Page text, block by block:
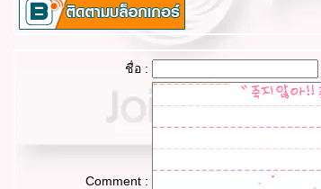
ชื่อ :
Comment :